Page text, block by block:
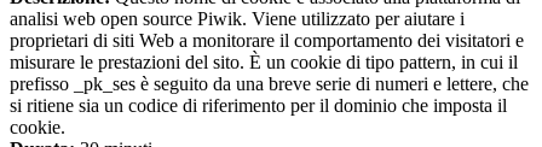
analisi web open source Piwik. Viene utilizzato per aiutare i
proprietari di siti Web a monitorare il comportamento dei visitatori e
misurare le prestazioni del sito. È un cookie di tipo pattern, in cui il
prefisso _pk_ses è seguito da una breve serie di numeri e lettere, che
si ritiene sia un codice di riferimento per il dominio che imposta il
cookie.